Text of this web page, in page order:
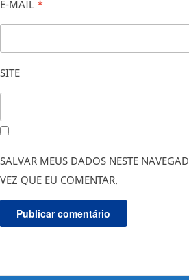
E-MAIL *
SITE
SALVAR MEUS DADOS NESTE
VEZ QUE EU COMENTAR.